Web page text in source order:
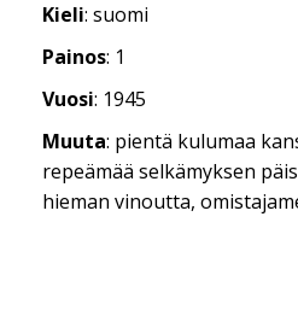
Kieli: suomi
Painos: 1
Vuosi: 1945
Muuta: pientä kulumaa
repeämää selkämyksen
hieman vinoutta,